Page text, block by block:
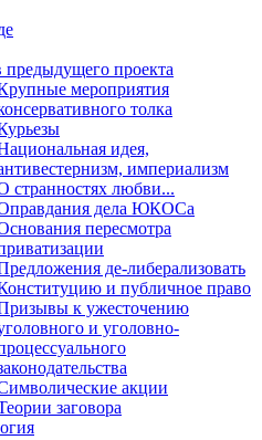
проекта
мероприятия
толка
идея,
империализм
странностях любви...
дела ЮКОСа
пересмотра
де-либерализовать
и публичное право
к ужесточению
и уголовно-
акции
заговора